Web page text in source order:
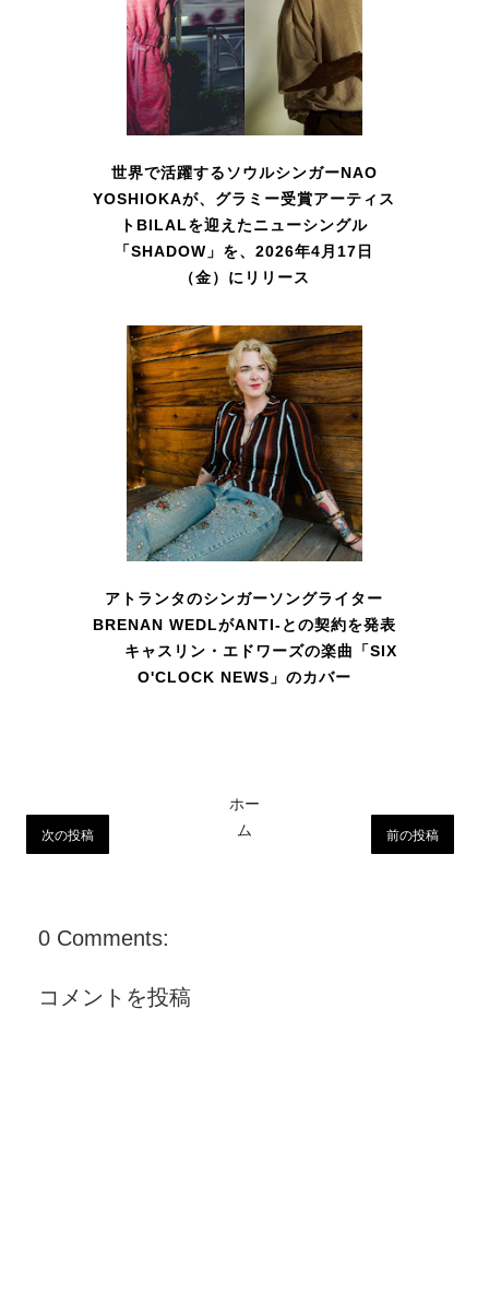
世界で活躍するソウルシンガーNAO
YOSHIOKAが、グラミー受賞アーティス
トBILALを迎えたニューシングル
「SHADOW」を、2026年4月17日
（金）にリリース
アトランタのシンガーソングライター
BRENAN WEDLがANTI-との契約を発表
キャスリン・エドワーズの楽曲「SIX
O'CLOCK NEWS」のカバー
次の投稿 前の投稿
ホー
ム
0 Comments:
コメントを投稿